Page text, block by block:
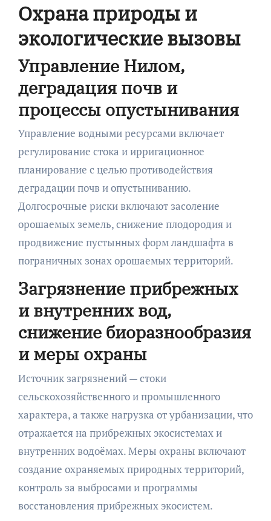
Охрана природы и
экологические вызовы
Управление Нилом,
деградация почв и
процессы опустынивания
Управление водными ресурсами включает
регулирование стока и ирригационное
планирование с целью противодействия
деградации почв и опустыниванию.
Долгосрочные риски включают засоление
орошаемых земель, снижение плодородия и
продвижение пустынных форм ландшафта в
пограничных зонах орошаемых территорий.
Загрязнение прибрежных
и внутренних вод,
снижение биоразнообразия
и меры охраны
Источник загрязнений — стоки
сельскохозяйственного и промышленного
характера, а также нагрузка от урбанизации, что
отражается на прибрежных экосистемах и
внутренних водоёмах. Меры охраны включают
создание охраняемых природных территорий,
контроль за выбросами и программы
восстановления прибрежных экосистем.